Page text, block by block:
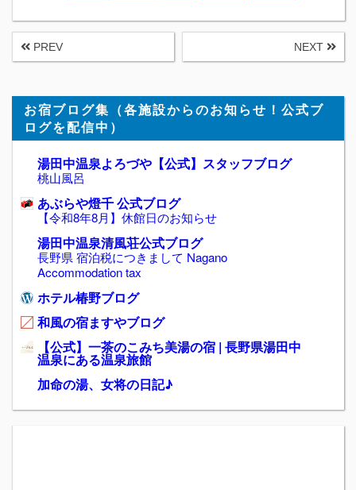
PREV NEXT
お宿ブログ集（各施設からのお知らせ！公式ブ
ログを配信中）
湯田中温泉よろづや【公式】スタッフブログ
桃山風呂
あぶらや燈千 公式ブログ
【令和8年8月】休館日のお知らせ
湯田中温泉清風荘公式ブログ
長野県 宿泊税につきまして Nagano
Accommodation tax
ホテル椿野ブログ
和風の宿ますやブログ
【公式】一茶のこみち美湯の宿 | 長野県湯田中
温泉にある温泉旅館
加命の湯、女将の日記♪